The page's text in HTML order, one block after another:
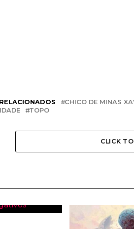
CHICO DE MINAS
TOPO
CLICK